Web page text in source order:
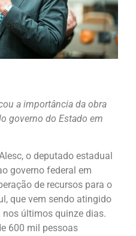
a importância da obra
governo do Estado em
o deputado estadual
governo federal em
de recursos para o
que vem sendo atingido
últimos quinze dias.
600 mil pessoas